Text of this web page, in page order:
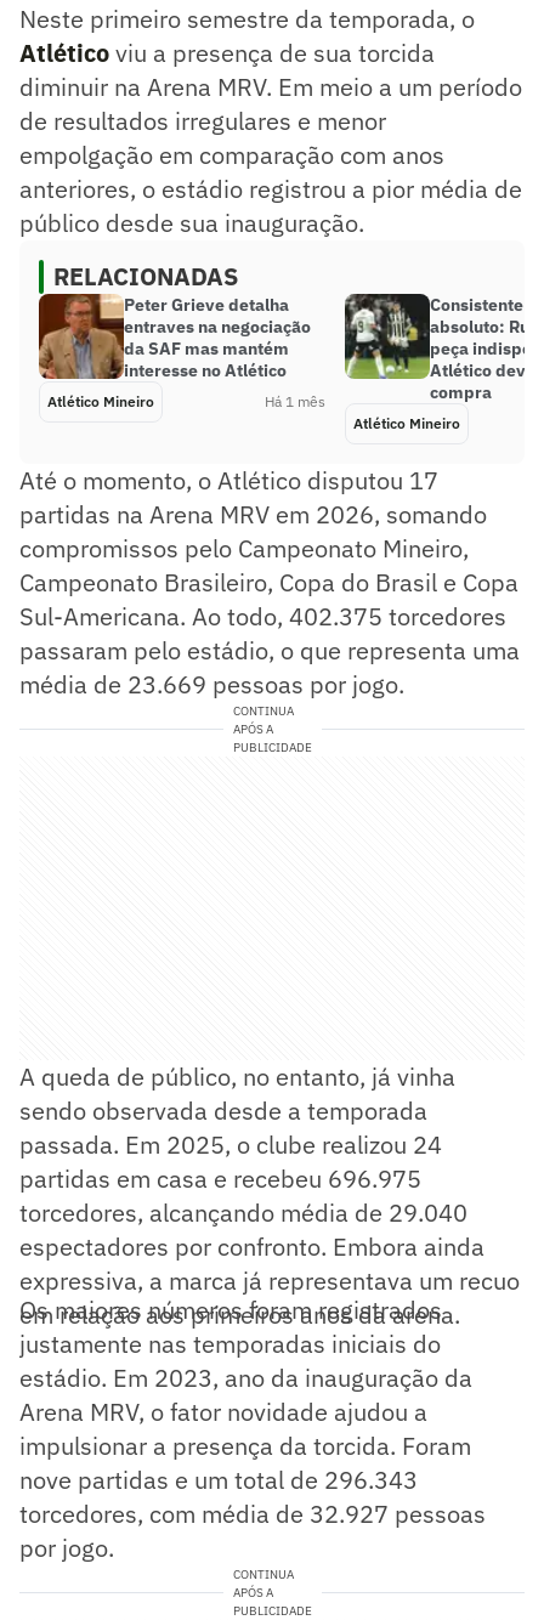
em comparação com anos anteriores, o estádio registrou a
pior média de público desde sua inauguração.
Resumo supervisionado pelo jornalista!
Neste primeiro semestre da temporada, o
Atléticoviu a presença de sua torcida
diminuir na Arena MRV. Em meio a um período
de resultados irregulares e menor
empolgação em comparação com anos
anteriores, o estádio registrou a pior média de
público desde sua inauguração.
RELACIONADAS
Peter Grieve detalha
entraves na negociação
da SAF mas mantém
interesse no Atlético
Atlético Mineiro Há 1 mês
Consistente
absoluto:
peça
Atlético deve
compra
Atlético Mineiro
Até o momento, o Atlético disputou 17
partidas na Arena MRV em 2026, somando
compromissos pelo Campeonato Mineiro,
Campeonato Brasileiro, Copa do Brasil e Copa
Sul-Americana. Ao todo, 402.375 torcedores
passaram pelo estádio, o que representa uma
média de 23.669 pessoas por jogo.
CONTINUA
APÓS A
PUBLICIDADE
A queda de público, no entanto, já vinha
sendo observada desde a temporada
passada. Em 2025, o clube realizou 24
partidas em casa e recebeu 696.975
torcedores, alcançando média de 29.040
espectadores por confronto. Embora ainda
expressiva, a marca já representava um recuo
em relação aos primeiros anos da arena.
Os maiores números foram registrados
justamente nas temporadas iniciais do
estádio. Em 2023, ano da inauguração da
Arena MRV, o fator novidade ajudou a
impulsionar a presença da torcida. Foram
nove partidas e um total de 296.343
torcedores, com média de 32.927 pessoas
por jogo.
CONTINUA
APÓS A
PUBLICIDADE